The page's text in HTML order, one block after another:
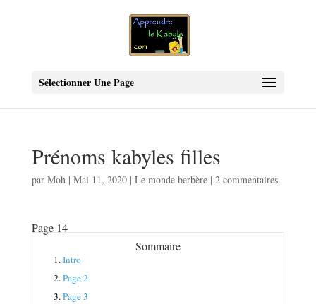
Sélectionner Une Page
Prénoms kabyles filles
par Moh| Mai 11, 2020| Le monde berbère| 2 commentaires
Page 14
Sommaire
1.Intro
2.Page 2
3.Page 3